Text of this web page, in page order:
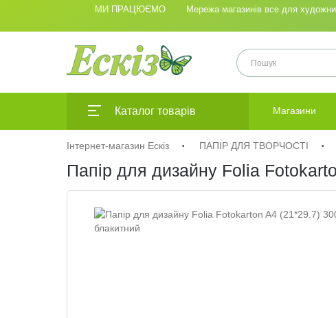
МИ ПРАЦЮЄМО Мережа магазинів все для
Магазини
Каталог товарів
Інтернет-магазин Ескіз ПАПІР ДЛЯ ТВОРЧОСТІ
Папір для дизайну Folia